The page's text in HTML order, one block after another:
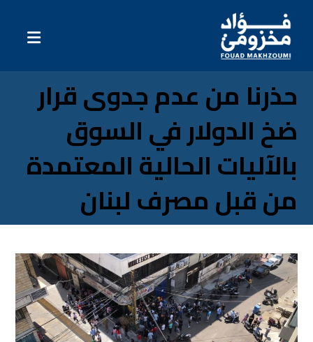
حذرنا من عدم جدوى قرار
ضخ الدولار في السوق
بالآليات الحالية المعتمدة
من قبل مصرف لبنان